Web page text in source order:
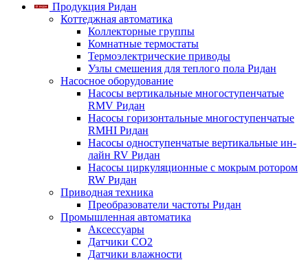
Продукция Ридан
Коттеджная автоматика
Коллекторные группы
Комнатные термостаты
Термоэлектрические приводы
Узлы смешения для теплого пола Ридан
Насосное оборудование
Насосы вертикальные многоступенчатые
RMV Ридан
Насосы горизонтальные многоступенчатые
RMHI Ридан
Насосы одноступенчатые вертикальные ин-
лайн RV Ридан
Насосы циркуляционные с мокрым ротором
RW Ридан
Приводная техника
Преобразователи частоты Ридан
Промышленная автоматика
Аксессуары
Датчики CO2
Датчики влажности